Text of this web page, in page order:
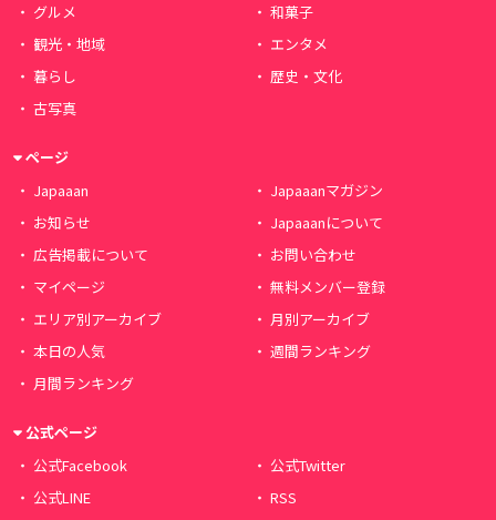
グルメ
和菓子
観光・地域
エンタメ
暮らし
歴史・文化
古写真
ページ
Japaaan
Japaaanマガジン
お知らせ
Japaaanについて
広告掲載について
お問い合わせ
マイページ
無料メンバー登録
エリア別アーカイブ
月別アーカイブ
本日の人気
週間ランキング
月間ランキング
公式ページ
公式Facebook
公式Twitter
公式LINE
RSS